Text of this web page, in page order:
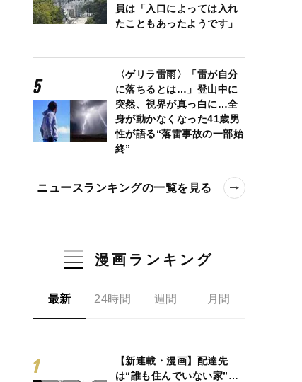
員は「入口によっては入れ
たこともあったようです」
〈ゲリラ雷雨〉「雷が自分
に落ちるとは…」登山中に
突然、視界が真っ白に…全
身が動かなくなった41歳男
性が語る“落雷事故の一部始
終”
ニュースランキングの一覧を見る
漫画ランキング
最新 24時間 週間 月間
【新連載・漫画】配達先
は“誰も住んでいない家”…